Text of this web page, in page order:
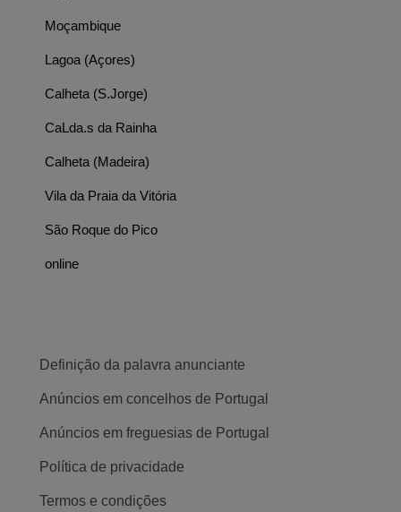
Moçambique
Lagoa (Açores)
Calheta (S.Jorge)
CaLda.s da Rainha
Calheta (Madeira)
Vila da Praia da Vitória
São Roque do Pico
online
Definição da palavra anunciante
Anúncios em concelhos de Portugal
Anúncios em freguesias de Portugal
Política de privacidade
Termos e condições